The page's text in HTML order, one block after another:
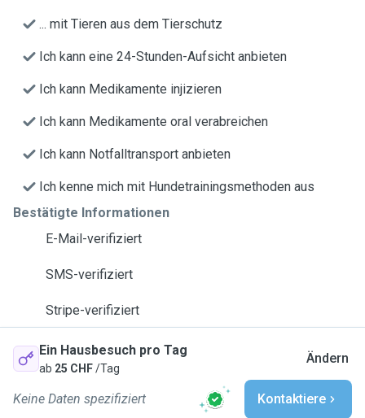
... mit Tieren aus dem Tierschutz
Ich kann eine 24-Stunden-Aufsicht anbieten
Ich kann Medikamente injizieren
Ich kann Medikamente oral verabreichen
Ich kann Notfalltransport anbieten
Ich kenne mich mit Hundetrainingsmethoden aus
Bestätigte Informationen
E-Mail-verifiziert
SMS-verifiziert
Stripe-verifiziert
Ein Hausbesuch pro Tag
ab 25 CHF/Tag
Ändern
Keine Daten spezifiziert Kontaktiere